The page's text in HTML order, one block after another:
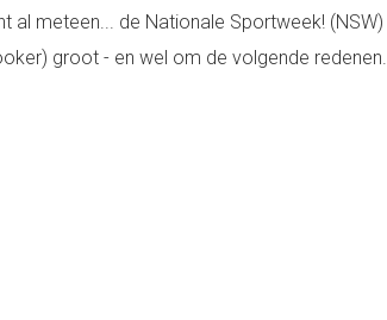
al meteen... de Nationale Sportweek! (NSW)
groot - en wel om de volgende redenen.